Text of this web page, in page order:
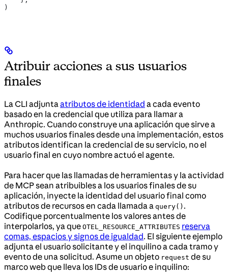
)
Atribuir acciones a sus usuarios
finales
La CLI adjuntaatributos de identidad a cada evento
basado en la credencial que utiliza para llamar a
Anthropic. Cuando construye una aplicación que sirve a
muchos usuarios finales desde una implementación, estos
atributos identifican la credencial de su servicio, no el
usuario final en cuyo nombre actuó el agente.
Para hacer que las llamadas de herramientas y la actividad
de MCP sean atribuibles a los usuarios finales de su
aplicación, inyecte la identidad del usuario final como
atributos de recursos en cada llamada a query() .
Codifique porcentualmente los valores antes de
interpolarlos, ya que OTEL_RESOURCE_ATTRIBUTES reserva
comas, espacios y signos de igualdad. El siguiente ejemplo
adjunta el usuario solicitante y el inquilino a cada tramo y
evento de una solicitud. Asume un objeto request de su
marco web que lleva los IDs de usuario e inquilino: